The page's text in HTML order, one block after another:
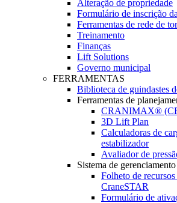
Alteração de propriedade
Formulário de inscrição
Ferramentas de rede de
Treinamento
Finanças
Lift Solutions
Governo municipal
FERRAMENTAS
Biblioteca de guindastes
Ferramentas de
CRANIMAX®
3D Lift Plan
Calculadoras de
estabilizador
Avaliador de
Sistema de
Folheto de
CraneSTAR
Formulário de